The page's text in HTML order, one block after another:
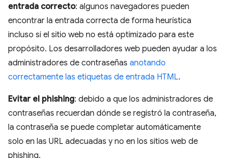
entrada correcto: algunos navegadores pueden
encontrar la entrada correcta de forma heurística
incluso si el sitio web no está optimizado para este
propósito. Los desarrolladores web pueden ayudar a los
administradores de contraseñas anotando
correctamente las etiquetas de entrada HTML.
Evitar el phishing: debido a que los administradores de
contraseñas recuerdan dónde se registró la contraseña,
la contraseña se puede completar automáticamente
solo en las URL adecuadas y no en los sitios web de
phishing.